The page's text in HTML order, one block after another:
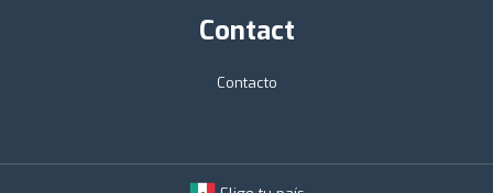
Contact
Contacto